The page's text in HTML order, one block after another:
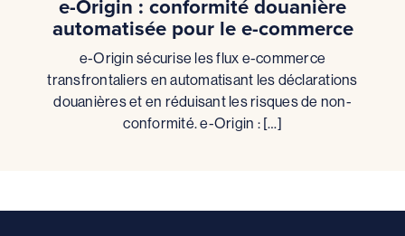
e-Origin : conformité douanière
automatisée pour le e-commerce
e-Origin sécurise les flux e-commerce
transfrontaliers en automatisant les déclarations
douanières et en réduisant les risques de non-
conformité. e-Origin : […]